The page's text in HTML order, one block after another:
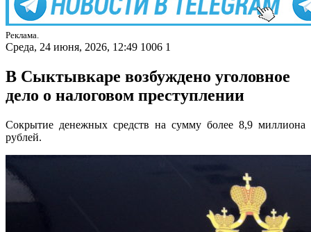
Реклама.
Среда, 24 июня, 2026, 12:49 1006 1
В Сыктывкаре возбуждено уголовное
дело о налоговом преступлении
Сокрытие денежных средств на сумму более 8,9 миллиона
рублей.